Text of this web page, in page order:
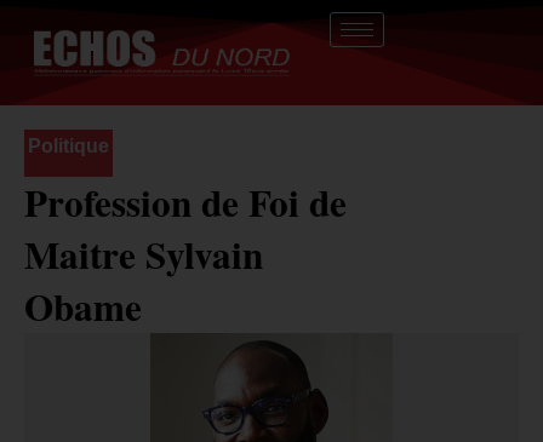
contenu
Politique
Profession de Foi de
Maitre Sylvain
Obame